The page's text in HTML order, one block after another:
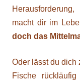
macht dir im
doch das
Oder lässt du dich
Fische